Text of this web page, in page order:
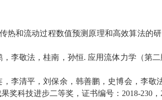
传热和流动过程数值预测原理和高效算法的
，李敬法，桂南，孙恒. 应用流体力学（第
，李清平，刘保余，韩善鹏，史博会，李敬
奖科技进步二等奖，证书编号： 2018-230 ，